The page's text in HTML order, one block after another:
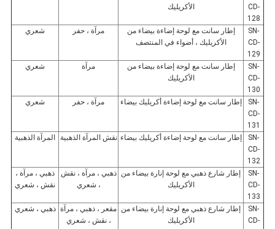
CD-
128
الأكريليك
SN-
CD-
129
إطار سانت مع لوحة إضاءة بيضاء من
الأكريليك ، أضواء في المنتصف
مرآة ، حفر شعري
SN-
CD-
130
إطار سانت مع لوحة إضاءة بيضاء من
الأكريليك
مرآة شعري
SN-
CD-
131
إطار سانت مع لوحة إضاءة أكريليك بيضاء مرآة ، حفر شعري
SN-
CD-
132
إطار سانت مع لوحة إضاءة أكريليك بيضاء نقش المرآة الذهبية المرآة الذهبية
SN-
CD-
133
إطار شارع ذهبي مع لوحة إنارة بيضاء من
الأكريليك
ذهبي ، مرآة ، نقش
، شعري
ذهبي ، مرآة ،
نقش ، شعري
SN-
CD-
إطار شارع ذهبي مع لوحة إنارة بيضاء من
الأكريليك
مقعر ، ذهبي ، مرآة
، نقش ، شعري
ذهبي ، شعري